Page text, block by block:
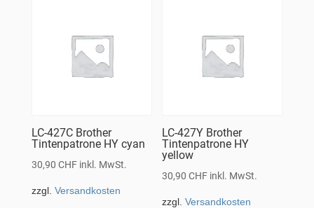
LC-427C Brother
Tintenpatrone HY cyan
30,90 CHF inkl. MwSt.
zzgl. Versandkosten
LC-427Y Brother
Tintenpatrone HY
yellow
30,90CHF inkl. MwSt.
zzgl.Versandkosten